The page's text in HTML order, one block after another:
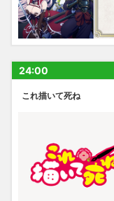
24:00
これ描いて死ね